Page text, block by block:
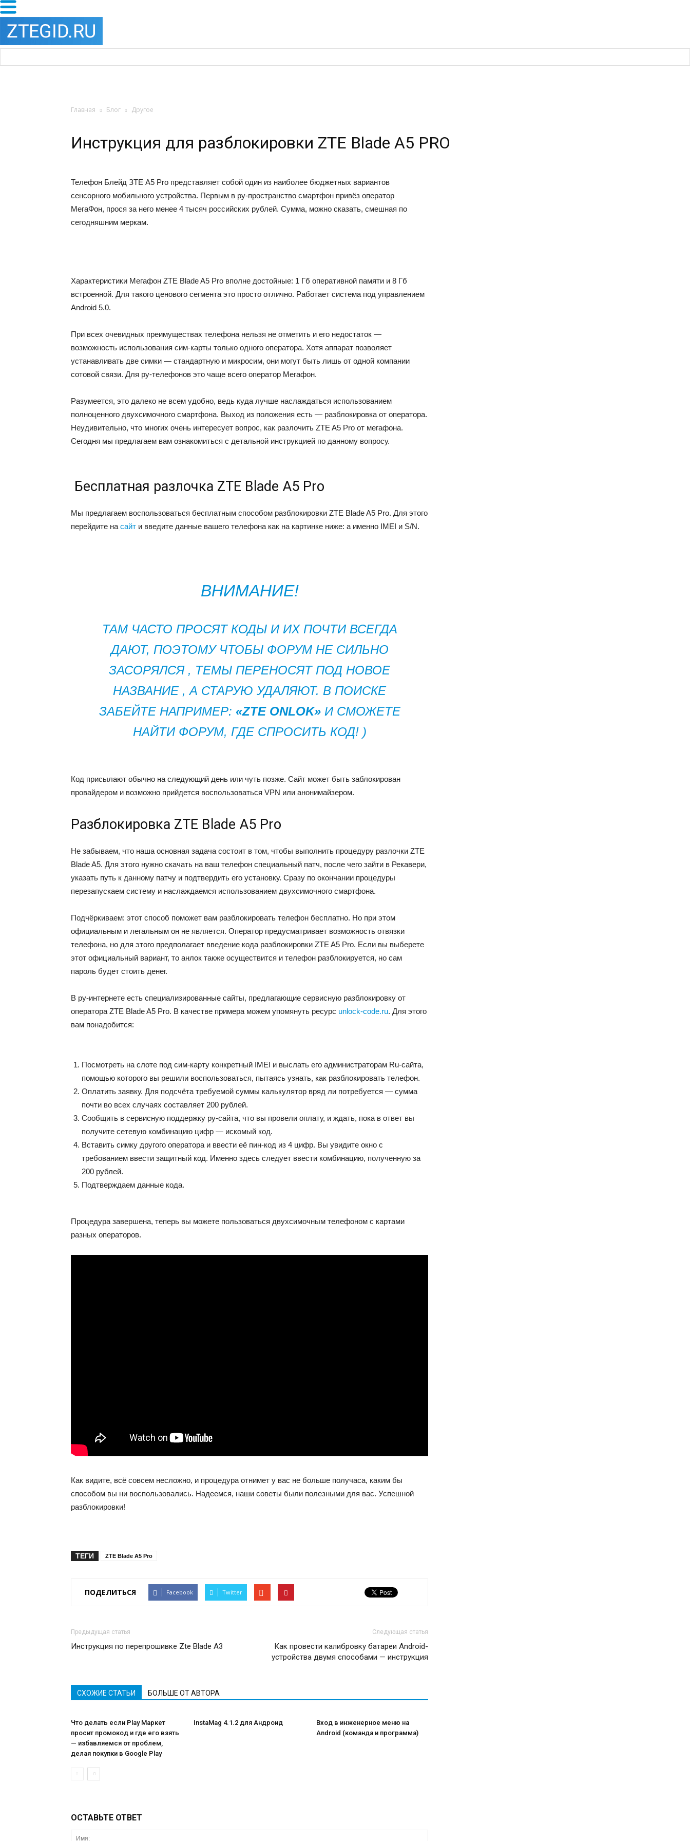
Главная Блог Другое
Инструкция для разблокировки ZTE Blade A5 PRO
Телефон Блейд ЗТЕ A5 Pro представляет собой один из наиболее бюджетных вариантов
сенсорного мобильного устройства. Первым в ру-пространство смартфон привёз оператор
МегаФон, прося за него менее 4 тысяч российских рублей. Сумма, можно сказать, смешная по
сегодняшним меркам.
Характеристики Мегафон ZTE Blade A5 Pro вполне достойные: 1 Гб оперативной памяти и 8 Гб
встроенной. Для такого ценового сегмента это просто отлично. Работает система под управлением
Android 5.0.
При всех очевидных преимуществах телефона нельзя не отметить и его недостаток —
возможность использования сим-карты только одного оператора. Хотя аппарат позволяет
устанавливать две симки — стандартную и микросим, они могут быть лишь от одной компании
сотовой связи. Для ру-телефонов это чаще всего оператор Мегафон.
Разумеется, это далеко не всем удобно, ведь куда лучше наслаждаться использованием
полноценного двухсимочного смартфона. Выход из положения есть — разблокировка от оператора.
Неудивительно, что многих очень интересует вопрос, как разлочить ZTE A5 Pro от мегафона.
Сегодня мы предлагаем вам ознакомиться с детальной инструкцией по данному вопросу.
Бесплатная разлочка ZTE Blade A5 Pro
Мы предлагаем воспользоваться бесплатным способом разблокировки ZTE Blade A5 Pro. Для этого
перейдите на сайт и введите данные вашего телефона как на картинке ниже: а именно IMEI и S/N.
ВНИМАНИЕ!
ТАМ ЧАСТО ПРОСЯТ КОДЫ И ИХ ПОЧТИ ВСЕГДА
ДАЮТ, ПОЭТОМУ ЧТОБЫ ФОРУМ НЕ СИЛЬНО
ЗАСОРЯЛСЯ , ТЕМЫ ПЕРЕНОСЯТ ПОД НОВОЕ
НАЗВАНИЕ , А СТАРУЮ УДАЛЯЮТ. В ПОИСКЕ
ЗАБЕЙТЕ НАПРИМЕР: «ZTE ONLOK»И СМОЖЕТЕ
НАЙТИ ФОРУМ, ГДЕ СПРОСИТЬ КОД! )
Код присылают обычно на следующий день или чуть позже. Сайт может быть заблокирован
провайдером и возможно прийдется воспользоваться VPN или анонимайзером.
Разблокировка ZTE Blade A5 Pro
Не забываем, что наша основная задача состоит в том, чтобы выполнить процедуру разлочки ZTE
Blade A5. Для этого нужно скачать на ваш телефон специальный патч, после чего зайти в Рекавери,
указать путь к данному патчу и подтвердить его установку. Сразу по окончании процедуры
перезапускаем систему и наслаждаемся использованием двухсимочного смартфона.
Подчёркиваем: этот способ поможет вам разблокировать телефон бесплатно. Но при этом
официальным и легальным он не является. Оператор предусматривает возможность отвязки
телефона, но для этого предполагает введение кода разблокировки ZTE A5 Pro. Если вы выберете
этот официальный вариант, то анлок также осуществится и телефон разблокируется, но сам
пароль будет стоить денег.
В ру-интернете есть специализированные сайты, предлагающие сервисную разблокировку от
оператора ZTE Blade A5 Pro. В качестве примера можем упомянуть ресурс unlock-code.ru. Для этого
вам понадобится:
Посмотреть на слоте под сим-карту конкретный IMEI и выслать его администраторам Ru-сайта,
помощью которого вы решили воспользоваться, пытаясь узнать, как разблокировать телефон.
Оплатить заявку. Для подсчёта требуемой суммы калькулятор вряд ли потребуется — сумма
почти во всех случаях составляет 200 рублей.
Сообщить в сервисную поддержку ру-сайта, что вы провели оплату, и ждать, пока в ответ вы
получите сетевую комбинацию цифр — искомый код.
Вставить симку другого оператора и ввести её пин-код из 4 цифр. Вы увидите окно с
требованием ввести защитный код. Именно здесь следует ввести комбинацию, полученную за
200 рублей.
Подтверждаем данные кода.
Процедура завершена, теперь вы можете пользоваться двухсимочным телефоном с картами
разных операторов.
Как видите, всё совсем несложно, и процедура отнимет у вас не больше получаса, каким бы
способом вы ни воспользовались. Надеемся, наши советы были полезными для вас. Успешной
разблокировки!
ТЕГИ ZTE Blade A5 Pro
ПОДЕЛИТЬСЯ Facebook Twitter
Предыдущая статья
Инструкция по перепрошивке Zte Blade A3
Следующая статья
Как провести калибровку батареи Android-
устройства двумя способами — инструкция
СХОЖИЕ СТАТЬИ БОЛЬШЕ ОТ АВТОРА
Что делать если Play Маркет
просит промокод и где его взять
— избавляемся от проблем,
делая покупки в Google Play
InstaMag 4.1.2 для Андроид
Вход в инженерное меню на
Android (команда и программа)
ОСТАВЬТЕ ОТВЕТ